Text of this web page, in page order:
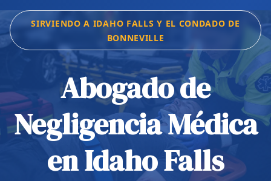
SIRVIENDO A IDAHO FALLS Y EL CONDADO DE
BONNEVILLE
Abogado de
Negligencia Médica
en Idaho Falls